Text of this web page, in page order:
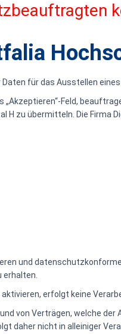
für das Ausstellen
Feld,
H zu übermitteln. Die
und
erfolgt keine
von Verträgen, welche
daher nicht in alleiniger